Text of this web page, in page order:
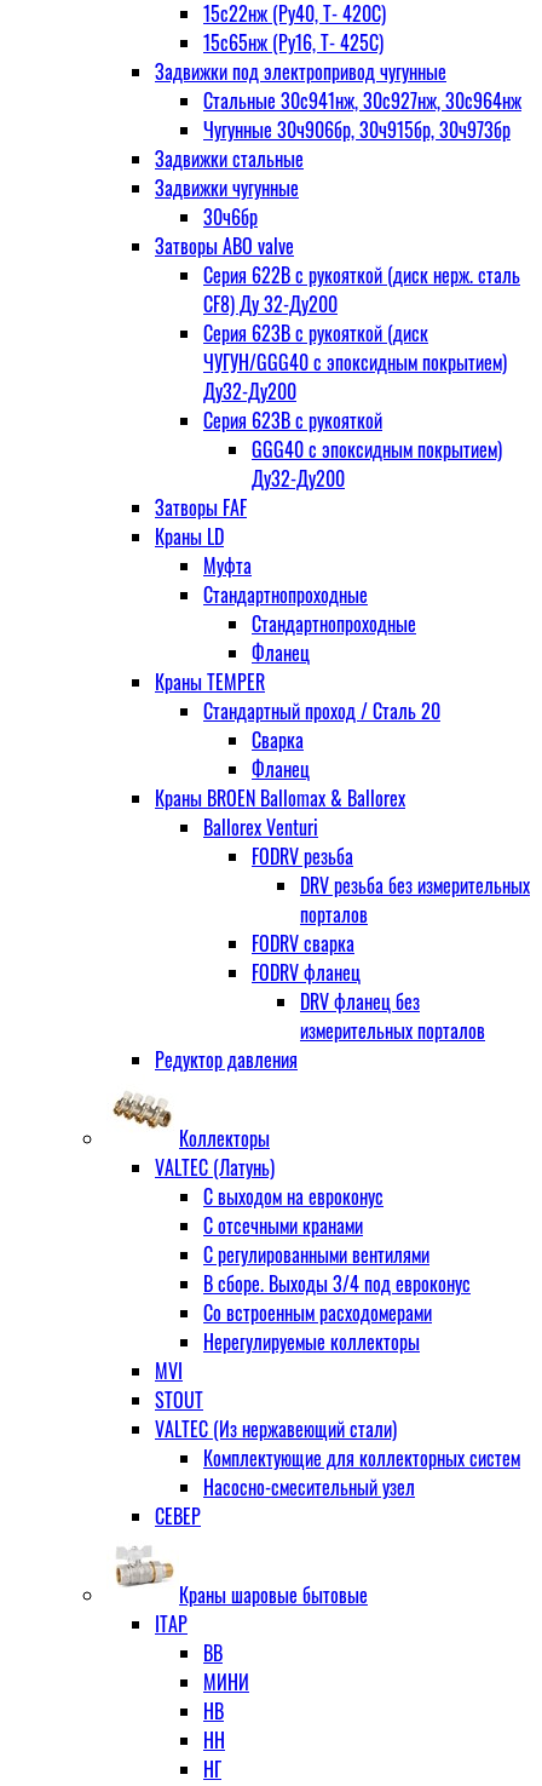
15с22нж (Ру40, Т- 420С)
15с65нж (Ру16, Т- 425С)
Задвижки под электропривод чугунные
Стальные 30с941нж, 30с927нж, 30с964нж
Чугунные 30ч906бр, 30ч915бр, 30ч973бр
Задвижки стальные
Задвижки чугунные
30ч6бр
Затворы ABO valve
Серия 622В с рукояткой (диск нерж. сталь
CF8) Ду 32-Ду200
Серия 623В с рукояткой (диск
ЧУГУН/GGG40 с эпоксидным покрытием)
Ду32-Ду200
Серия 623В с рукояткой
GGG40 с эпоксидным покрытием)
Ду32-Ду200
Затворы FAF
Краны LD
Муфта
Стандартнопроходные
Стандартнопроходные
Фланец
Краны TEMPER
Стандартный проход / Cталь 20
Сварка
Фланец
Краны BROEN Ballomax & Ballorex
Ballorex Venturi
FODRV резьба
DRV резьба без измерительных
порталов
FODRV сварка
FODRV фланец
DRV фланец без
измерительных порталов
Редуктор давления
Коллекторы
VALTEC (Латунь)
С выходом на евроконус
С отсечными кранами
С регулированными вентилями
В сборе. Выходы 3/4 под евроконус
Со встроенным расходомерами
Нерегулируемые коллекторы
MVI
STOUT
VALTEC (Из нержавеющий стали)
Комплектующие для коллекторных систем
Насосно-смесительный узел
СЕВЕР
Краны шаровые бытовые
ITAP
ВВ
МИНИ
НВ
НН
НГ